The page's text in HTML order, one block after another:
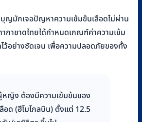
ญมักเจอปัญหาความเข้มข้นเลือดไม่ผ่าน
ากาชาดไทยได้กำหนดเกณฑ์ค่าความเข้ม
ว้อย่างชัดเจน เพื่อความปลอดภัยของทั้ง
หญิง ต้องมีความเข้มข้นของ
อด (ฮีโมโกลบิน) ตั้งแต่ 12.5